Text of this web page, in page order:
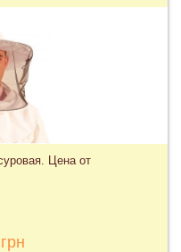
Цена от